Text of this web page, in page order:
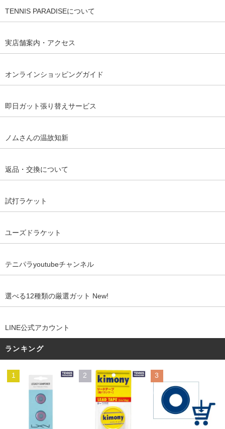
TENNIS PARADISEについて
実店舗案内・アクセス
オンラインショッピングガイド
即日ガット張り替えサービス
ノムさんの温故知新
返品・交換について
試打ラケット
ユーズドラケット
テニパラyoutubeチャンネル
選べる12種類の厳選ガット New!
LINE公式アカウント
ランキング
1 2 3